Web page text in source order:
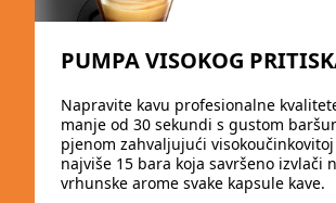
PUMPA VISOKOG
Napravite kavu profesionalne
manje od 30 sekundi s gustom
pjenom zahvaljujući
najviše 15 bara koja savršeno izvlači
vrhunske arome svake kapsule kave.